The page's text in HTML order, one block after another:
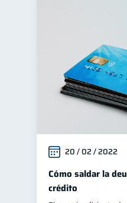
20 / 02 / 2022
Cómo saldar la
crédito